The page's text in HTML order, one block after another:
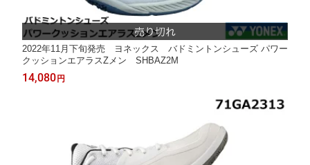
2022年11月下旬発売 ヨネックス バドミントンシューズ パワー
クッションエアラスZメン SHBAZ2M
14,080円